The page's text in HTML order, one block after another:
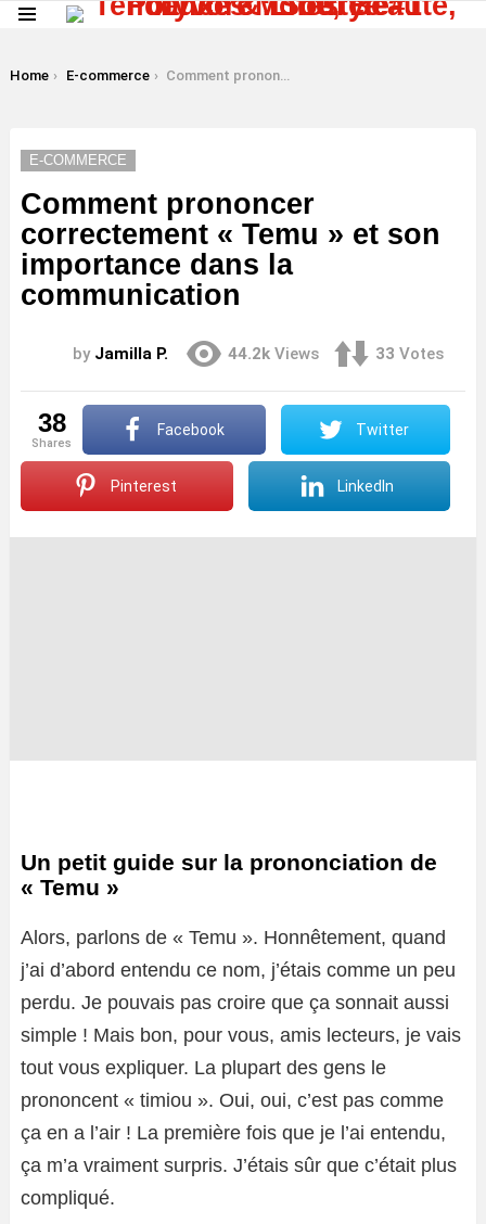
You are here:
Home E-commerce Comment prononcer correctement « Temu » et son importance dans la communication
E-COMMERCE
Comment prononcer
correctement « Temu » et son
importance dans la
communication
by Jamilla P. 44.2k Views 33 Votes
38
shares
Facebook Twitter
Pinterest LinkedIn
Un petit guide sur la prononciation de
« Temu »
Alors, parlons de « Temu ». Honnêtement, quand
j’ai d’abord entendu ce nom, j’étais comme un peu
perdu. Je pouvais pas croire que ça sonnait aussi
simple ! Mais bon, pour vous, amis lecteurs, je vais
tout vous expliquer. La plupart des gens le
prononcent « timiou ». Oui, oui, c’est pas comme
ça en a l’air ! La première fois que je l’ai entendu,
ça m’a vraiment surpris. J’étais sûr que c’était plus
compliqué.